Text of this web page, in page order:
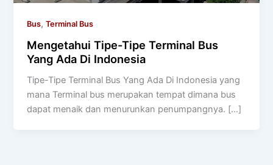
Bus,Terminal Bus
Mengetahui Tipe-Tipe Terminal Bus
Yang Ada Di Indonesia
Tipe-Tipe Terminal Bus Yang Ada Di Indonesia yang
mana Terminal bus merupakan tempat dimana bus
dapat menaik dan menurunkan penumpangnya. […]